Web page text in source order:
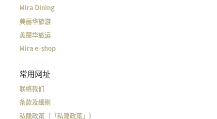
Mira Dining
美丽华旅游
美丽华旅运
Mira e-shop
常用网址
联络我们
条款及细则
私隐政策（「私隐政策」）